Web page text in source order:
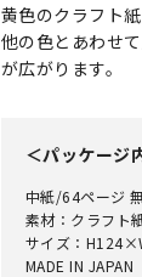
黄色のクラフト
他の色とあわせ
が広がります。
＜パッケージ
中紙/64ページ
素材：クラフト
サイズ：
MADE IN JAPAN